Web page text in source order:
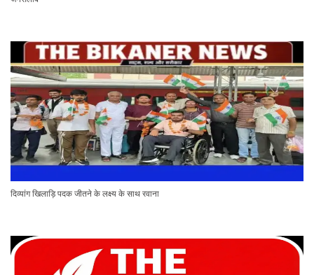
दिव्यांग खिलाड़ि पदक जीतने के लक्ष्य के साथ रवाना